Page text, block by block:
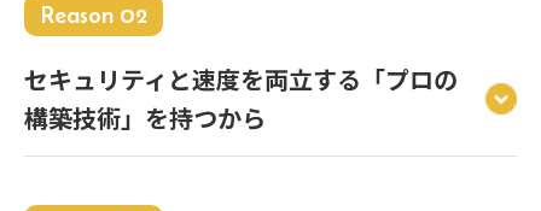
Reason 02
セキュリティと速度を両立する「プロの
構築技術」を持つから